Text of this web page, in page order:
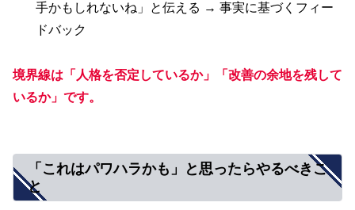
手かもしれないね」と伝える → 事実に基づくフィー
ドバック
境界線は「人格を否定しているか」「改善の余地を残して
いるか」です。
「これはパワハラかも」と思ったらやるべきこ
と